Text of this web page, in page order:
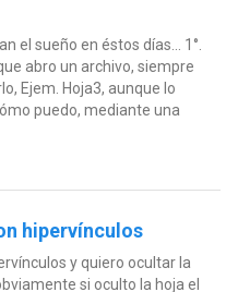
el sueño en éstos días... 1°.
abro un archivo, siempre
Ejem. Hoja3, aunque lo
puedo, mediante una
hipervínculos
y quiero ocultar la
si oculto la hoja el